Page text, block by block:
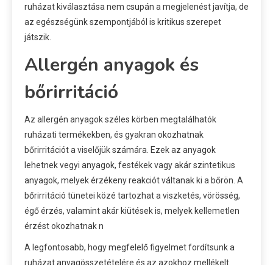
ruházat kiválasztása nem csupán a megjelenést javítja, de
az egészségünk szempontjából is kritikus szerepet
játszik.
Allergén anyagok és
bőrirritáció
Az allergén anyagok széles körben megtalálhatók
ruházati termékekben, és gyakran okozhatnak
bőrirritációt a viselőjük számára. Ezek az anyagok
lehetnek vegyi anyagok, festékek vagy akár szintetikus
anyagok, melyek érzékeny reakciót váltanak ki a bőrön. A
bőrirritáció tünetei közé tartozhat a viszketés, vörösség,
égő érzés, valamint akár kiütések is, melyek kellemetlen
érzést okozhatnak n
A legfontosabb, hogy megfelelő figyelmet fordítsunk a
ruházat anyagösszetételére és az azokhoz mellékelt